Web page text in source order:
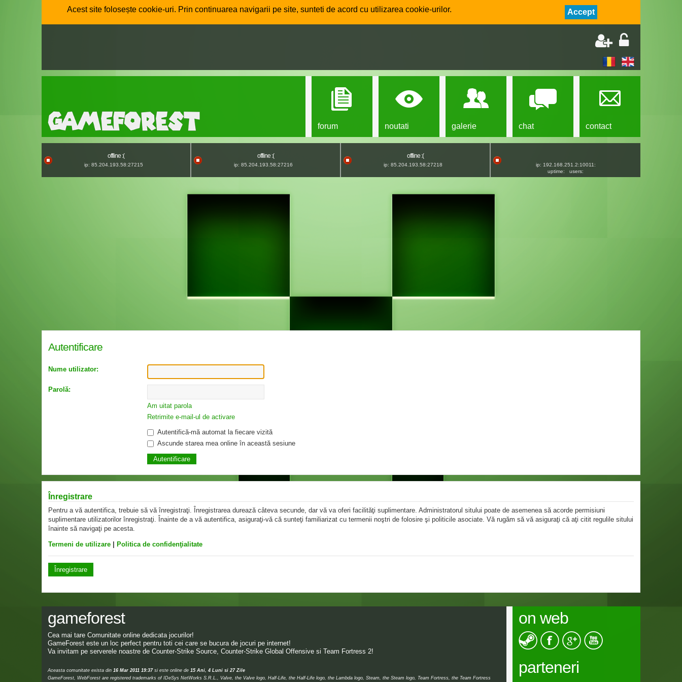
Acest site folosește cookie-uri. Prin continuarea navigarii pe site, sunteti de acord cu utilizarea cookie-urilor. Accept
forum noutati galerie chat contact
offline :(
ip: 85.204.193.58:27215
offline :(
ip: 85.204.193.58:27216
offline :(
ip: 85.204.193.58:27218
ip: 192.168.251.2:10011:
uptime:
users:
Autentificare
Nume utilizator:
Parolă:
Am uitat parola
Retrimite e-mail-ul de activare
Autentifică-mă automat la fiecare vizită
Ascunde starea mea online în această sesiune
Înregistrare
Pentru a vă autentifica, trebuie să vă înregistraţi. Înregistrarea durează câteva secunde, dar vă va oferi facilităţi suplimentare. Administratorul sitului poate de asemenea să acorde permisiuni
suplimentare utilizatorilor înregistraţi. Înainte de a vă autentifica, asiguraţi-vă că sunteţi familiarizat cu termenii noştri de folosire şi politicile asociate. Vă rugăm să vă asiguraţi că aţi citit regulile sitului
înainte să navigaţi pe acesta.
Termeni de utilizare Politica de confidenţialitate
Înregistrare
gameforest
Cea mai tare Comunitate online dedicata jocurilor!
GameForest este un loc perfect pentru toti cei care se bucura de jocuri pe internet!
Va invitam pe serverele noastre de Counter-Strike Source, Counter-Strike Global Offensive si Team Fortress 2!
Aceasta comunitate exista din 16 Mar 2011 19:37si este online de 15 Ani, 4 Luni si 27 Zile
GameForest, WebForest are registered trademarks of IDeSys NetWorks S.R.L., Valve, the Valve logo, Half-Life, the Half-Life logo, the Lambda logo, Steam, the Steam logo, Team Fortress, the Team Fortress
on web
parteneri